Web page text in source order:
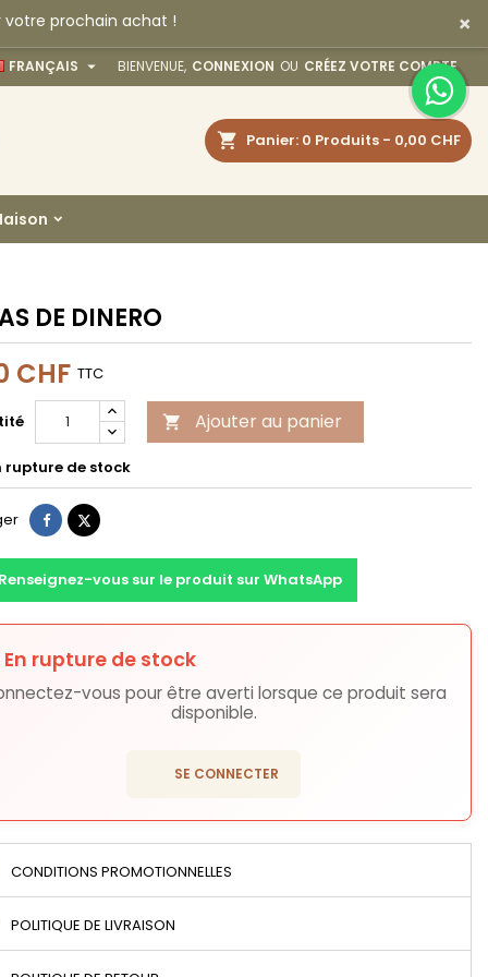
votre prochain achat ! ×
BIENVENUE, CONNEXION OU CRÉEZ VOTRE COMPTE
FRANÇAIS 
Panier 0 Produits - 0,00 CHF
DE DINERO
CHF TTC
 Ajouter au panier
rupture de stock
PartagerTweet
Renseignez-vous sur le produit sur WhatsApp
En rupture de stock
vous pour être averti lorsque ce produit sera
disponible.
login
SE CONNECTER
CONDITIONS PROMOTIONNELLES
POLITIQUE DE LIVRAISON